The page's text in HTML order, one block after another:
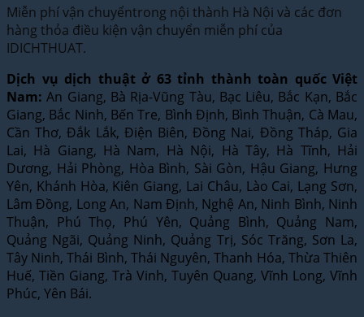
Miễn phí vận chuyểntrong nội thành Hà Nội và các đơn
hàng thỏa điều kiện vận chuyển miễn phí của
IDICHTHUAT.
Dịch vụ dịch thuật ở 63 tỉnh thành toàn quốc Việt
Nam: An Giang, Bà Rịa-Vũng Tàu, Bạc Liêu, Bắc Kạn, Bắc
Giang, Bắc Ninh, Bến Tre, Bình Định, Bình Thuận, Cà Mau,
Cần Thơ, Đắk Lắk, Điện Biên, Đồng Nai, Đồng Tháp, Gia
Lai, Hà Giang, Hà Nam, Hà Nội, Hà Tây, Hà Tĩnh, Hải
Dương, Hải Phòng, Hòa Bình, Sài Gòn, Hậu Giang, Hưng
Yên, Khánh Hòa, Kiên Giang, Lai Châu, Lào Cai, Lạng Sơn,
Lâm Đồng, Long An, Nam Định, Nghệ An, Ninh Bình, Ninh
Thuận, Phú Thọ, Phú Yên, Quảng Bình, Quảng Nam,
Quảng Ngãi, Quảng Ninh, Quảng Trị, Sóc Trăng, Sơn La,
Tây Ninh, Thái Bình, Thái Nguyên, Thanh Hóa, Thừa Thiên
Huế, Tiền Giang, Trà Vinh, Tuyên Quang, Vĩnh Long, Vĩnh
Phúc, Yên Bái.